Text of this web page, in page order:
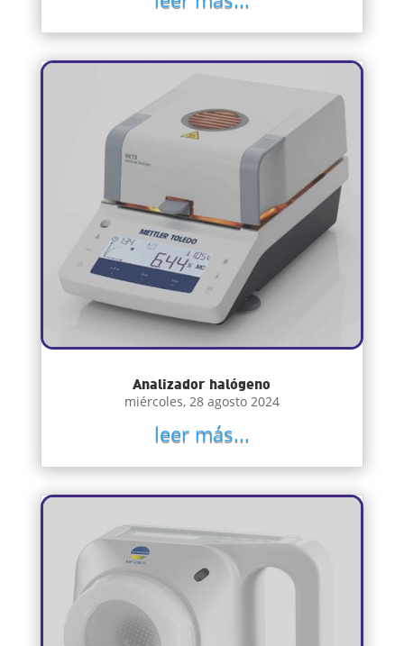
Analizador halógeno
miércoles, 28 agosto 2024
leer más...